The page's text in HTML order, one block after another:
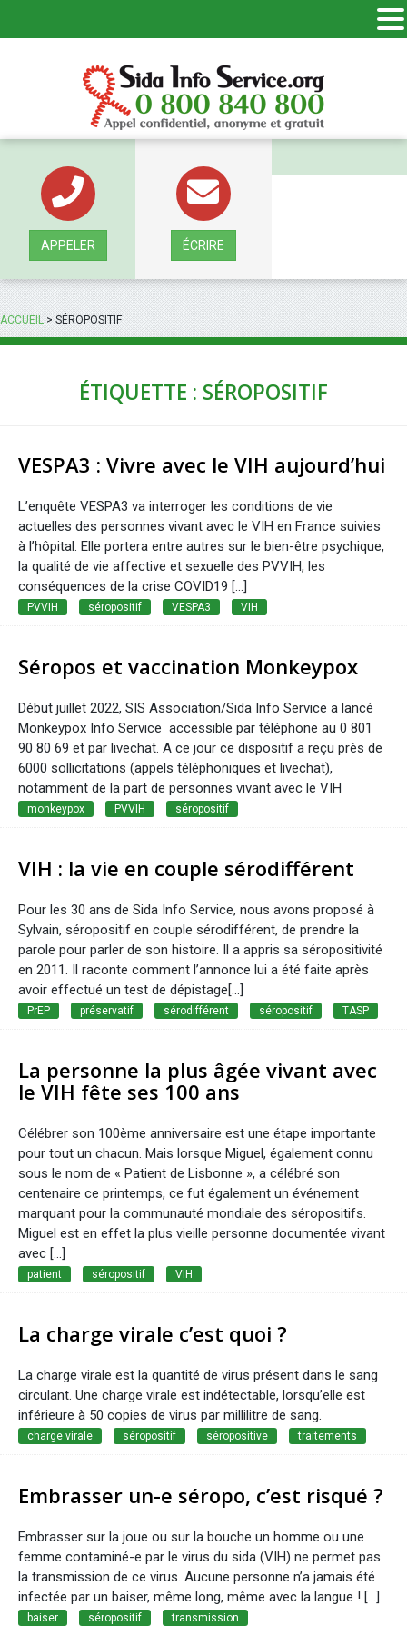
APPELER ÉCRIRE
ACCUEIL>SÉROPOSITIF
ÉTIQUETTE : SÉROPOSITIF
VESPA3 : Vivre avec le VIH aujourd’hui
L’enquête VESPA3 va interroger les conditions de vie
actuelles des personnes vivant avec le VIH en France suivies
à l’hôpital. Elle portera entre autres sur le bien-être psychique,
la qualité de vie affective et sexuelle des PVVIH, les
conséquences de la crise COVID19 [...]
PVVIH séropositif VESPA3 VIH
Séropos et vaccination Monkeypox
Début juillet 2022, SIS Association/Sida Info Service a lancé
Monkeypox Info Service accessible par téléphone au 0 801
90 80 69 et par livechat. A ce jour ce dispositif a reçu près de
6000 sollicitations (appels téléphoniques et livechat),
notamment de la part de personnes vivant avec le VIH
monkeypox PVVIH séropositif
VIH : la vie en couple sérodifférent
Pour les 30 ans de Sida Info Service, nous avons proposé à
Sylvain, séropositif en couple sérodifférent, de prendre la
parole pour parler de son histoire. Il a appris sa séropositivité
en 2011. Il raconte comment l’annonce lui a été faite après
avoir effectué un test de dépistage[...]
PrEP préservatif sérodifférent séropositif TASP
La personne la plus âgée vivant avec
le VIH fête ses 100 ans
Célébrer son 100ème anniversaire est une étape importante
pour tout un chacun. Mais lorsque Miguel, également connu
sous le nom de « Patient de Lisbonne », a célébré son
centenaire ce printemps, ce fut également un événement
marquant pour la communauté mondiale des séropositifs.
Miguel est en effet la plus vieille personne documentée vivant
avec […]
patient séropositif VIH
La charge virale c’est quoi ?
La charge virale est la quantité de virus présent dans le sang
circulant. Une charge virale est indétectable, lorsqu’elle est
inférieure à 50 copies de virus par millilitre de sang.
charge virale séropositif séropositive traitements
Embrasser un-e séropo, c’est risqué ?
Embrasser sur la joue ou sur la bouche un homme ou une
femme contaminé-e par le virus du sida (VIH) ne permet pas
la transmission de ce virus. Aucune personne n’a jamais été
infectée par un baiser, même long, même avec la langue ! [...]
baiser séropositif transmission